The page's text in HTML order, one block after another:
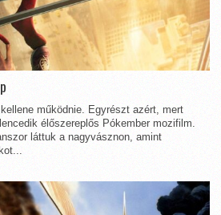
működnie. Egyrészt azért, mert
élőszereplős Pókember mozifilm.
láttuk a nagyvásznon, amint